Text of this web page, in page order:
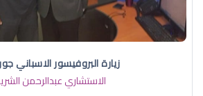
زيارة البروفيسور الاسباني
الاستشاري عبدالرحمن